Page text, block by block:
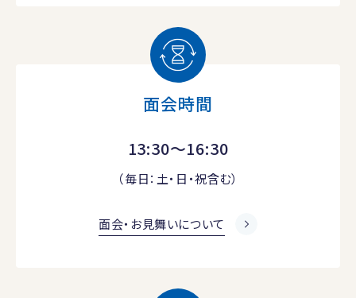
面会時間
13:30～16:30
（毎日：土・日・祝含む）
面会・お見舞いについて